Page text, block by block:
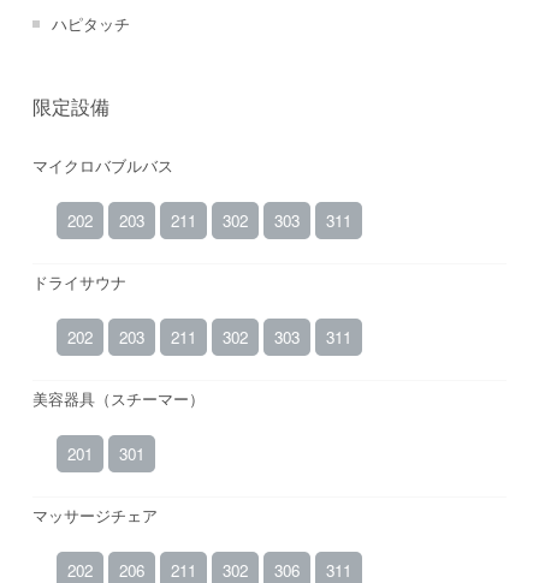
ハピタッチ
限定設備
マイクロバブルバス
202 203 211 302 303 311
ドライサウナ
202 203 211 302 303 311
美容器具（スチーマー）
201 301
マッサージチェア
202 206 211 302 306 311